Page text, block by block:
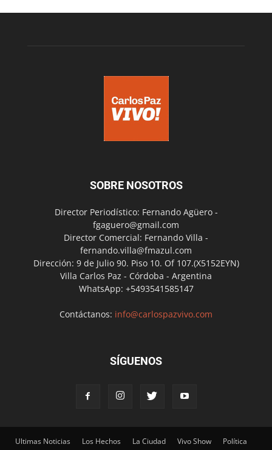
SOBRE NOSOTROS
Director Periodístico: Fernando Agüero -
fgaguero@gmail.com
Director Comercial: Fernando Villa -
fernando.villa@fmazul.com
Dirección: 9 de Julio 90. Piso 10. Of 107.(X5152EYN)
Villa Carlos Paz - Córdoba - Argentina
WhatsApp: +5493541585147
Contáctanos: info@carlospazvivo.com
SÍGUENOS
Ultimas Noticias Los Hechos La Ciudad Vivo Show
Política